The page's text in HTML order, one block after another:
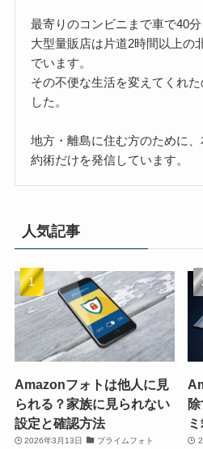
最寄りのコンビニまで車で40分
大型量販店は片道2時間以上の
でいます。
その不便な生活を変えてくれ
した。
地方・離島に住む方のために
約術だけを発信しています。
人気記事
Amazonフォトは他人に見
られる？家族に見られない
設定と確認方法
2026年3月13日 プライムフォト